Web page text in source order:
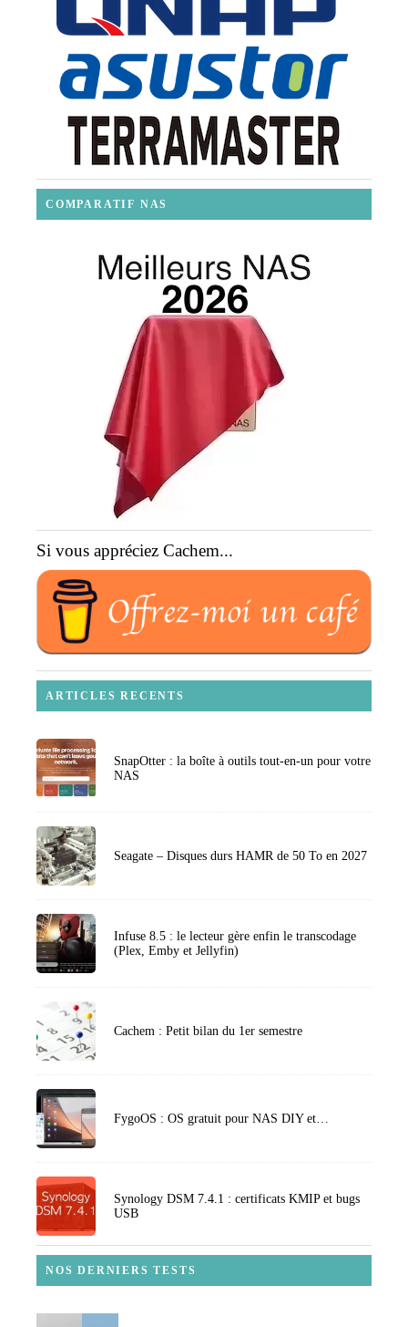
COMPARATIF NAS
Si vous appréciez Cachem...
ARTICLES RECENTS
SnapOtter : la boîte à outils tout-en-un pour votre
NAS
Seagate – Disques durs HAMR de 50 To en 2027
Infuse 8.5 : le lecteur gère enfin le transcodage
(Plex, Emby et Jellyfin)
Cachem : Petit bilan du 1er semestre
FygoOS : OS gratuit pour NAS DIY et…
Synology DSM 7.4.1 : certificats KMIP et bugs
USB
NOS DERNIERS TESTS